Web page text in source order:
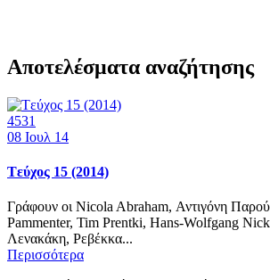
Αποτελέσματα αναζήτησης
4531
08 Ιουλ 14
Tεύχος 15 (2014)
Γράφουν οι Nicola Abraham, Αντιγόνη
Pammenter, Tim Prentki, Hans-Wolfgang
Λενακάκη, Ρεβέκκα...
Περισσότερα